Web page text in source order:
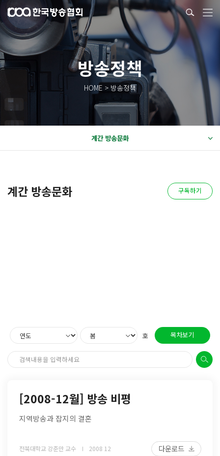
방송정책
HOME > 방송정책
계간 방송문화
계간 방송문화 구독하기
호 목차보기
[2008-12월] 방송 비평
지역방송과 잡지의 결혼
전북대학교 강준만 교수 2008 12 다운로드